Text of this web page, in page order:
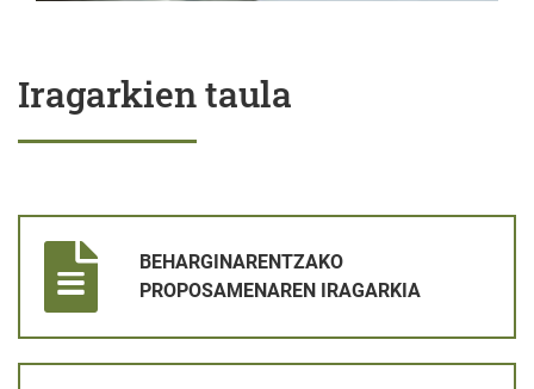
Iragarkien taula
BEHARGINARENTZAKO
PROPOSAMENAREN IRAGARKIA